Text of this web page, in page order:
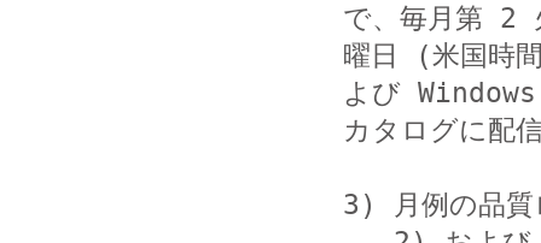
で、毎月第 2
曜日 (米国時
よび
カタログに配
3) 月例の品質